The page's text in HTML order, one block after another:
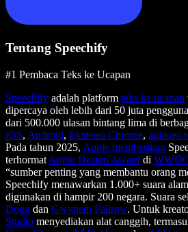
Tentang Speechify
#1 Pembaca Teks ke Ucapan
Speechify adalah platform teks ke ucapan
dipercaya oleh lebih dari 50 juta
dari 500.000 ulasan bintang lima di
iOS, Android, Ekstensi Chrome, aplikasi
Pada tahun 2025, Apple memberikan
terhormat Apple Design Award di
“sumber penting yang membantu orang
Speechify menawarkan 1.000+ suara
digunakan di hampir 200 negara. Suara
Dogg dan Gwyneth Paltrow. Untuk
Studio menyediakan alat canggih,